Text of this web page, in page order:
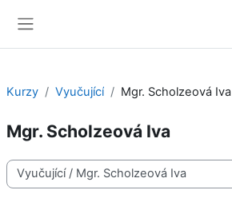
Kurzy Vyučující Mgr. Scholzeová Iva
Mgr. Scholzeová Iva
Kategorie kurzů